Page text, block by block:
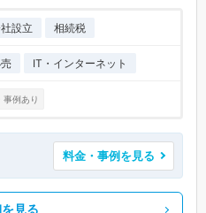
設立 相続税
IT・インターネット
事例あり
料金・事例を見る
見る